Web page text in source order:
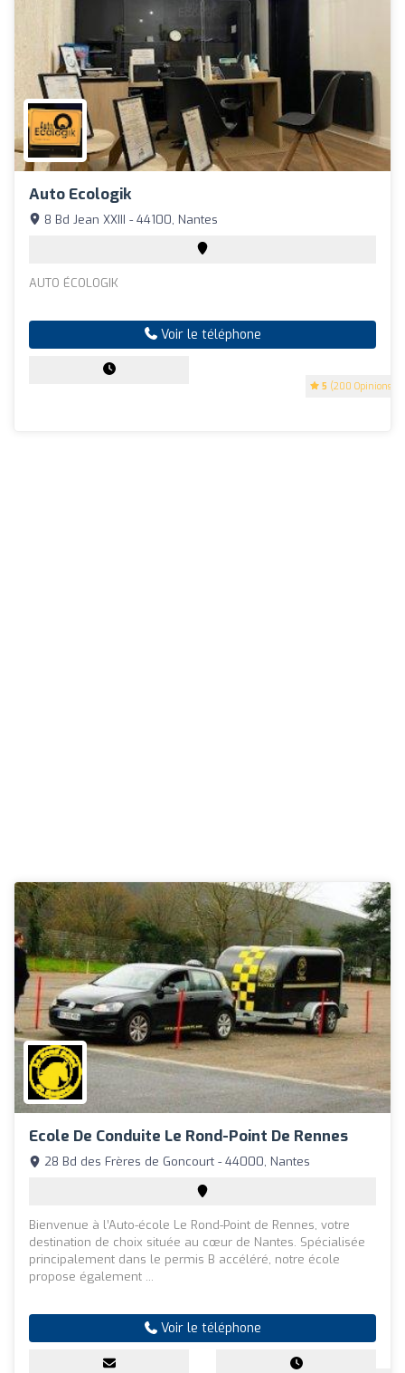
Auto Ecologik
5 (200 Opinions)
8 Bd Jean XXIII - 44100, Nantes
AUTO ÉCOLOGIK
Voir le téléphone
Ecole De Conduite Le Rond-Point De Rennes
28 Bd des Frères de Goncourt - 44000, Nantes
Bienvenue à l’Auto-école Le Rond-Point de Rennes, votre
destination de choix située au cœur de Nantes. Spécialisée
principalement dans le permis B accéléré, notre école
propose également ...
Voir le téléphone